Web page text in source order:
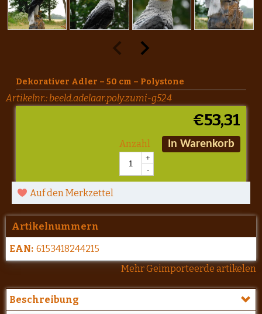
Dekorativer Adler – 50 cm – Polystone
Artikelnr.: beeld.adelaar.poly.zumi-g524
€53,31
Anzahl
+
-
In Warenkorb
Auf den Merkzettel
Artikelnummern
EAN: 6153418244215
Mehr Geimporteerde artikelen
Beschreibung